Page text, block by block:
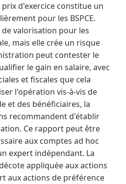
d'exercice constitue un
pour les BSPCE.
valorisation pour les
mais elle crée un risque
peut contester le
le gain en salaire, avec
et fiscales que cela
l'opération vis-à-vis de
et des bénéficiaires, la
recommandent d'établir
Ce rapport peut être
aux comptes ad hoc
expert indépendant. La
appliquée aux actions
aux actions de préférence